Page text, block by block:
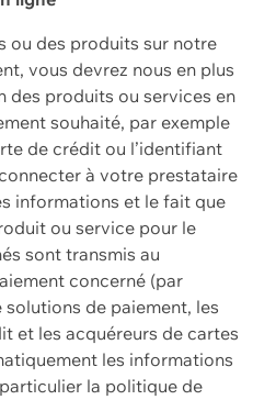
ou des produits sur notre
vous devrez nous en plus
des produits ou services en
souhaité, par exemple
de crédit ou l’identifiant
à votre prestataire
informations et le fait que
ou service pour le
sont transmis au
concerné (par
de paiement, les
et les acquéreurs de cartes
les informations
la politique de